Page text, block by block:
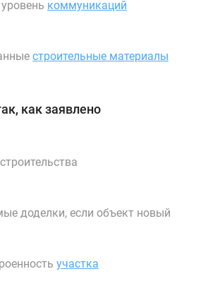
коммуникаций
строительные материалы
как заявлено
строительства
доделки, если объект новый
участка